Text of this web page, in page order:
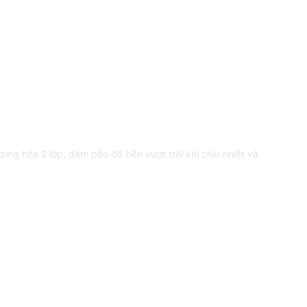
hóa 2 lớp, đảm bảo độ bền vượt trội khi chịu nhiệt và
khả năng chống mài mòn và độ bền, đồng thời mang